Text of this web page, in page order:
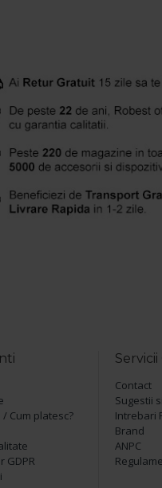
Cum platesc?
GDPR
Contact
Sugestii
Intrebari
Brand
ANPC